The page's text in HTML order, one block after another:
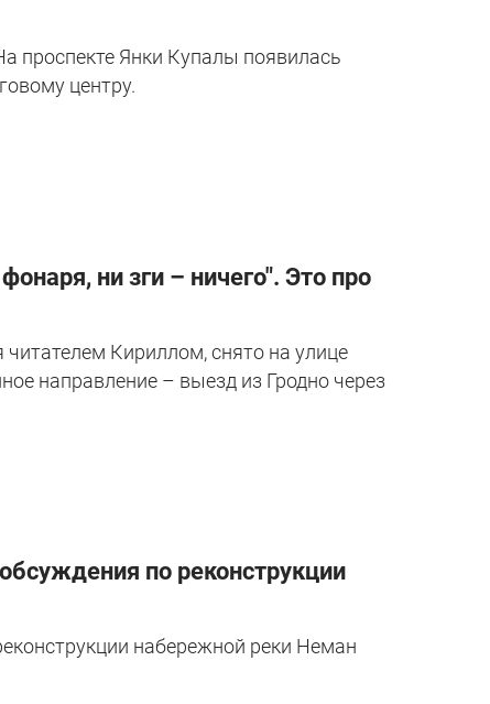
проспекте Янки Купалы появилась
центру.
ни зги – ничего". Это про
Кириллом, снято на улице
направление – выезд из Гродно через
по реконструкции
набережной реки Неман